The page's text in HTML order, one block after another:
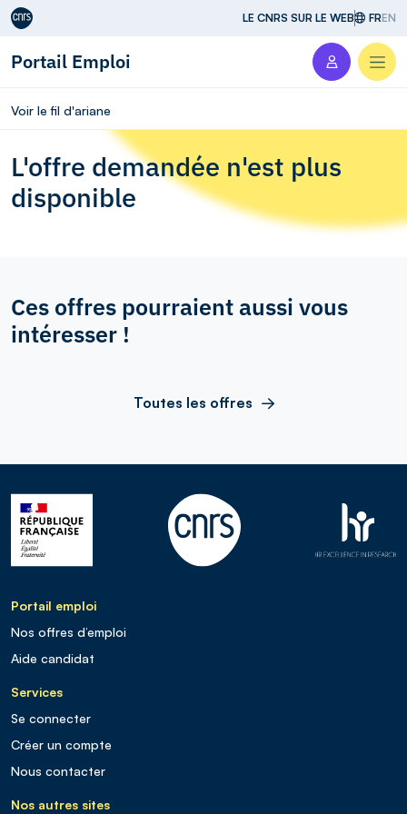
Aller au contenu LE CNRS SUR LE WEB FREN
Portail Emploi
Voir le fil d'ariane
L'offre demandée n'est plus
disponible
Ces offres pourraient aussi vous
intéresser !
Toutes les offres
Portail emploi
Nos offres d’emploi
Aide candidat
Services
Se connecter
Créer un compte
Nous contacter
Nos autres sites